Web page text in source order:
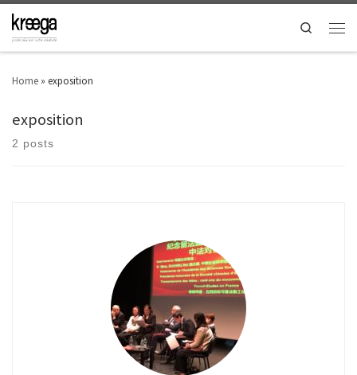
Search
Home » exposition
exposition
2 posts